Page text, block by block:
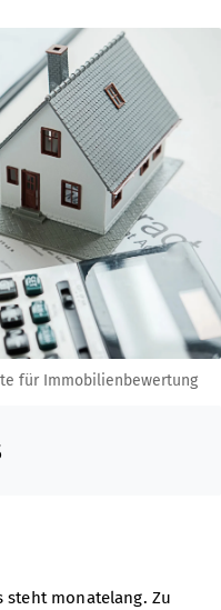
für Immobilienbewertung
monatelang. Zu